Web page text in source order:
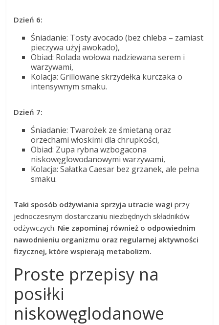
Dzień 6:
Śniadanie: Tosty avocado (bez chleba – zamiast
pieczywa użyj awokado),
Obiad: Rolada wołowa nadziewana serem i
warzywami,
Kolacja: Grillowane skrzydełka kurczaka o
intensywnym smaku.
Dzień 7:
Śniadanie: Twarożek ze śmietaną oraz
orzechami włoskimi dla chrupkości,
Obiad: Zupa rybna wzbogacona
niskowęglowodanowymi warzywami,
Kolacja: Sałatka Caesar bez grzanek, ale pełna
smaku.
Taki sposób odżywiania sprzyja utracie wagi przy
jednoczesnym dostarczaniu niezbędnych składników
odżywczych. Nie zapominaj również o odpowiednim
nawodnieniu organizmu oraz regularnej aktywności
fizycznej, które wspierają metabolizm.
Proste przepisy na
posiłki
niskowęglodanowe